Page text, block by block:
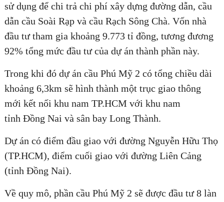
sử dụng để chi trả chi phí xây dựng đường dẫn, cầu
dẫn cầu Soài Rạp và cầu Rạch Sông Chà. Vốn nhà
đầu tư tham gia khoảng 9.773 tỉ đồng, tương đương
92% tổng mức đầu tư của dự án thành phần này.
Trong khi đó dự án cầu Phú Mỹ 2 có tổng chiều dài
khoảng 6,3km sẽ hình thành một trục giao thông
mới kết nối khu nam TP.HCM với khu nam
tỉnh Đồng Nai và sân bay Long Thành.
Dự án có điểm đầu giao với đường Nguyễn Hữu Thọ
(TP.HCM), điểm cuối giao với đường Liên Cảng
(tỉnh Đồng Nai).
Về quy mô, phần cầu Phú Mỹ 2 sẽ được đầu tư 8 làn